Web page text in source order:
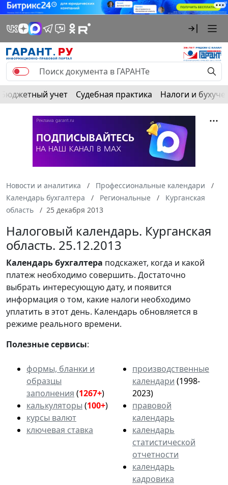
Бюджетный учет Судебная практика Налоги и
Новости и аналитика
Профессиональные календари
Календарь бухгалтера
Региональные
Курганская
область
25 декабря 2013
Налоговый календарь. Курганская
область. 25.12.2013
Календарьбухгалтера подскажет, когда и какой
платеж необходимо совершить. Достаточно
выбрать интересующую дату, и появится
информация о том, какие налоги необходимо
уплатить в этот день. Календарь обновляется в
режиме реального времени.
Полезные сервисы:
формы, бланки и
образцы
заполнения (1267+)
калькуляторы (100+)
курсы валют
ключевая ставка
производственные
календари (1998-
2023)
правовой
календарь
календарь
статистической
отчетности
календарь
кадровика